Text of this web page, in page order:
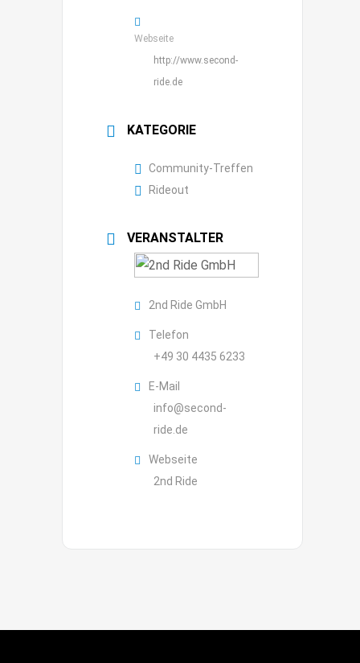
Webseite
http://www.second-
ride.de
KATEGORIE
Community-Treffen
Rideout
VERANSTALTER
2nd Ride GmbH
Telefon
+49 30 4435 6233
E-Mail
info@second-
ride.de
Webseite
2nd Ride